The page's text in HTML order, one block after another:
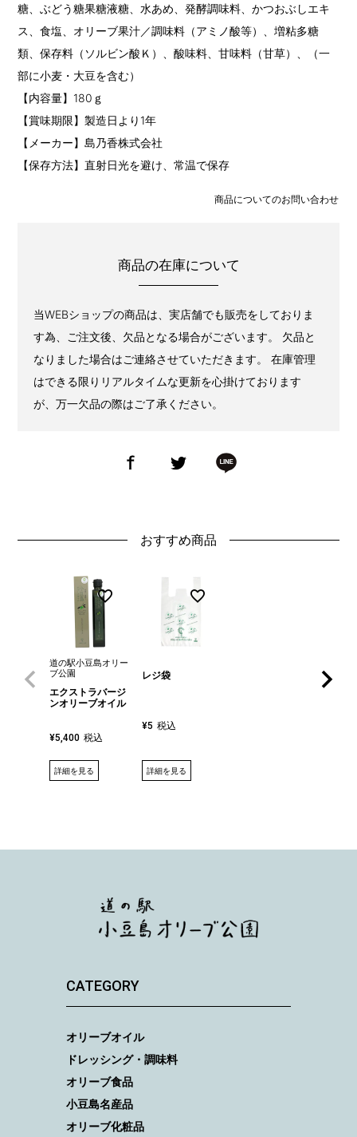
糖、ぶどう糖果糖液糖、水あめ、発酵調味料、かつおぶしエキ
ス、食塩、オリーブ果汁／調味料（アミノ酸等）、増粘多糖
類、保存料（ソルビン酸Ｋ）、酸味料、甘味料（甘草）、（一
部に小麦・大豆を含む）
【内容量】180ｇ
【賞味期限】製造日より1年
【メーカー】島乃香株式会社
【保存方法】直射日光を避け、常温で保存
商品についてのお問い合わせ
商品の在庫について
当WEBショップの商品は、実店舗でも販売をしておりま
す為、ご注文後、欠品となる場合がございます。 欠品と
なりました場合はご連絡させていただきます。 在庫管理
はできる限りリアルタイムな更新を心掛けております
が、万一欠品の際はご了承ください。
おすすめ商品
道の駅小豆島オリー
ブ公園
エクストラバージ
ンオリーブオイル
¥5,400 税込
詳細を見る
レジ袋
¥5 税込
詳細を見る
CATEGORY
オリーブオイル
ドレッシング・調味料
オリーブ食品
小豆島名産品
オリーブ化粧品